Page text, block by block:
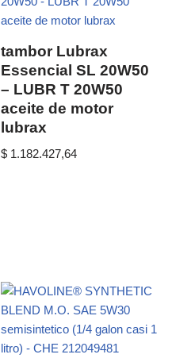
tambor Lubrax
Essencial SL 20W50
– LUBR T 20W50
aceite de motor
lubrax
$ 1.182.427,64